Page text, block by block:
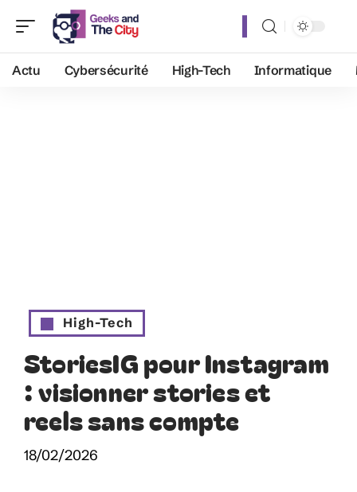
Actu Cybersécurité High-Tech Informatique
High-Tech
StoriesIG pour Instagram
: visionner stories et
reels sans compte
18/02/2026